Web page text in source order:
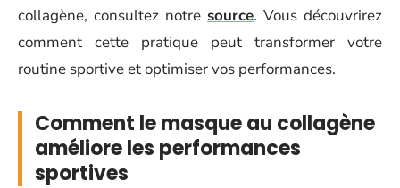
collagène, consultez notre source. Vous découvrirez
comment cette pratique peut transformer votre
routine sportive et optimiser vos performances.
Comment le masque au collagène
améliore les performances
sportives